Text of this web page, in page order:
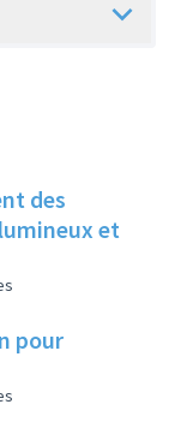
des
et
pour